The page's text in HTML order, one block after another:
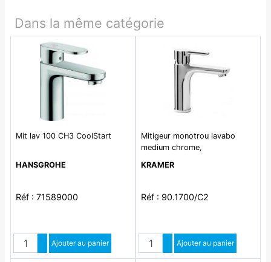
Dans la même catégorie
Mit lav 100 CH3 CoolStart
HANSGROHE
Réf : 71589000
QuantitéAugmenter quantité
Diminuer quantité
Ajouter au panier
Mitigeur monotrou lavabo
medium chrome,
KRAMER
Réf : 90.1700/C2
QuantitéAugmenter quantité
Diminuer quantité
Ajouter au panier